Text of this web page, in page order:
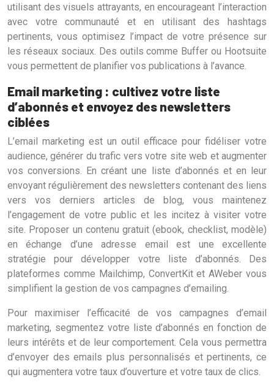
utilisant des visuels attrayants, en encourageant l’interaction
avec votre communauté et en utilisant des hashtags
pertinents, vous optimisez l’impact de votre présence sur
les réseaux sociaux. Des outils comme Buffer ou Hootsuite
vous permettent de planifier vos publications à l’avance.
Email marketing : cultivez votre liste
d’abonnés et envoyez des newsletters
ciblées
L’email marketing est un outil efficace pour fidéliser votre
audience, générer du trafic vers votre site web et augmenter
vos conversions. En créant une liste d’abonnés et en leur
envoyant régulièrement des newsletters contenant des liens
vers vos derniers articles de blog, vous maintenez
l’engagement de votre public et les incitez à visiter votre
site. Proposer un contenu gratuit (ebook, checklist, modèle)
en échange d’une adresse email est une excellente
stratégie pour développer votre liste d’abonnés. Des
plateformes comme Mailchimp, ConvertKit et AWeber vous
simplifient la gestion de vos campagnes d’emailing.
Pour maximiser l’efficacité de vos campagnes d’email
marketing, segmentez votre liste d’abonnés en fonction de
leurs intérêts et de leur comportement. Cela vous permettra
d’envoyer des emails plus personnalisés et pertinents, ce
qui augmentera votre taux d’ouverture et votre taux de clics.